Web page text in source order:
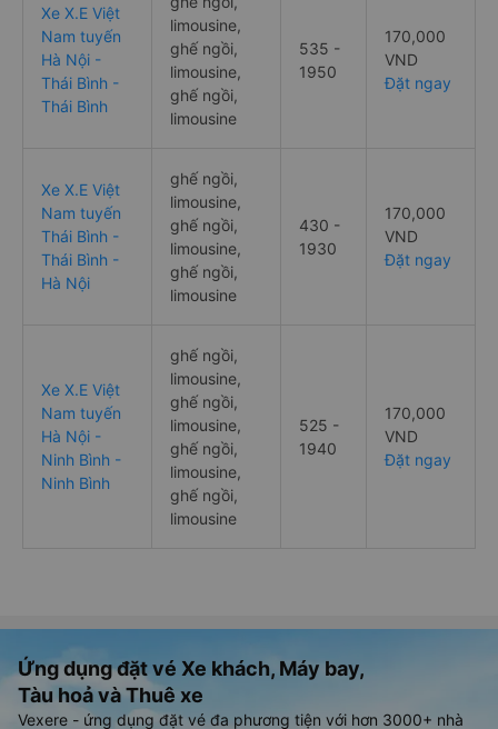
Xe X.E Việt
Nam tuyến
Hà Nội -
Thái Bình -
Thái Bình
limousine,
ghế ngồi,
limousine,
ghế ngồi,
limousine
535 -
1950
170,000
VND
Đặt ngay
Xe X.E Việt
Nam tuyến
Thái Bình -
Thái Bình -
Hà Nội
ghế ngồi,
limousine,
ghế ngồi,
limousine,
ghế ngồi,
limousine
430 -
1930
170,000
VND
Đặt ngay
Xe X.E Việt
Nam tuyến
Hà Nội -
Ninh Bình -
Ninh Bình
ghế ngồi,
limousine,
ghế ngồi,
limousine,
ghế ngồi,
limousine,
ghế ngồi,
limousine
525 -
1940
170,000
VND
Đặt ngay
Ứng dụng đặt vé Xe khách, Máy bay,
Tàu hoả và Thuê xe
Vexere - ứng dụng đặt vé đa phương tiện với hơn 3000+ nhà